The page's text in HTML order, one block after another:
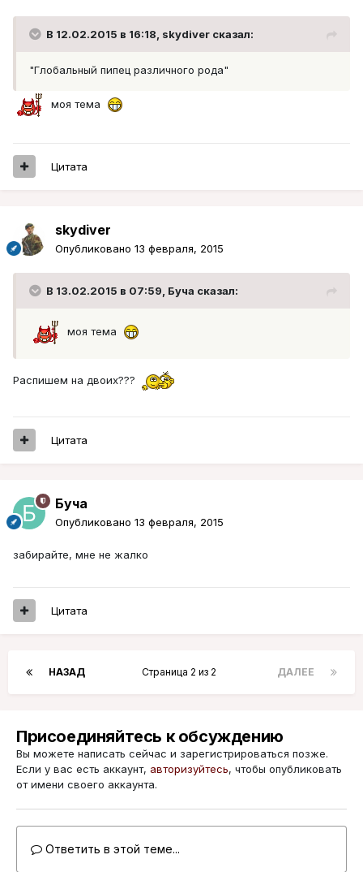
В 12.02.2015 в 16:18, skydiver сказал:
"Глобальный пипец различного рода"
моя тема
Цитата
skydiver
Опубликовано 13 февраля, 2015
В 13.02.2015 в 07:59, Буча сказал:
моя тема
Распишем на двоих???
Цитата
Буча
Опубликовано 13 февраля, 2015
забирайте, мне не жалко
Цитата
НАЗАД ДАЛЕЕ
Страница 2 из 2
Присоединяйтесь к обсуждению
Вы можете написать сейчас и зарегистрироваться позже.
Если у вас есть аккаунт, авторизуйтесь, чтобы опубликовать
от имени своего аккаунта.
Ответить в этой теме...